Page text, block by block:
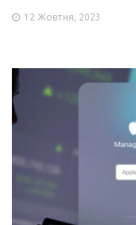
12 Жовтня, 2023